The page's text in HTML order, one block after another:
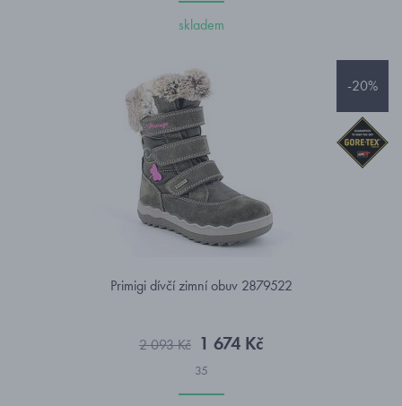
skladem
-20%
Primigi dívčí zimní obuv 2879522
2 093 Kč 1 674 Kč
35